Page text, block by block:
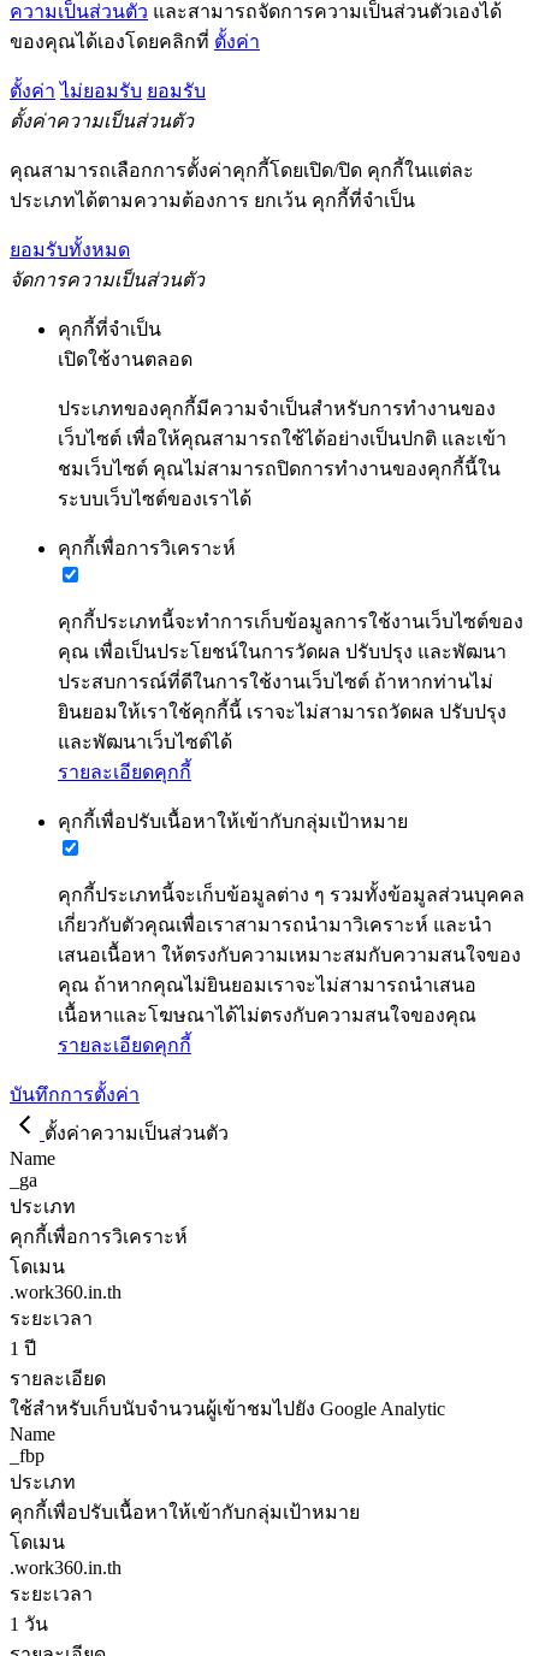
ความเป็นส่วนตัว และสามารถจัดการความเป็นส่วนตัวเองได้
ของคุณได้เองโดยคลิกที่ ตั้งค่า
ตั้งค่า ไม่ยอมรับ ยอมรับ
ตั้งค่าความเป็นส่วนตัว
คุณสามารถเลือกการตั้งค่าคุกกี้โดยเปิด/ปิด คุกกี้ในแต่ละ
ประเภทได้ตามความต้องการ ยกเว้น คุกกี้ที่จำเป็น
ยอมรับทั้งหมด
จัดการความเป็นส่วนตัว
คุกกี้ที่จำเป็น
เปิดใช้งานตลอด
ประเภทของคุกกี้มีความจำเป็นสำหรับการทำงานของ
เว็บไซต์ เพื่อให้คุณสามารถใช้ได้อย่างเป็นปกติ และเข้า
ชมเว็บไซต์ คุณไม่สามารถปิดการทำงานของคุกกี้นี้ใน
ระบบเว็บไซต์ของเราได้
คุกกี้เพื่อการวิเคราะห์
คุกกี้ประเภทนี้จะทำการเก็บข้อมูลการใช้งานเว็บไซต์ของ
คุณ เพื่อเป็นประโยชน์ในการวัดผล ปรับปรุง และพัฒนา
ประสบการณ์ที่ดีในการใช้งานเว็บไซต์ ถ้าหากท่านไม่
ยินยอมให้เราใช้คุกกี้นี้ เราจะไม่สามารถวัดผล ปรับปรุง
และพัฒนาเว็บไซต์ได้
รายละเอียดคุกกี้
คุกกี้เพื่อปรับเนื้อหาให้เข้ากับกลุ่มเป้าหมาย
คุกกี้ประเภทนี้จะเก็บข้อมูลต่าง ๆ รวมทั้งข้อมูลส่วนบุคคล
เกี่ยวกับตัวคุณเพื่อเราสามารถนำมาวิเคราะห์ และนำ
เสนอเนื้อหา ให้ตรงกับความเหมาะสมกับความสนใจของ
คุณ ถ้าหากคุณไม่ยินยอมเราจะไม่สามารถนำเสนอ
เนื้อหาและโฆษณาได้ไม่ตรงกับความสนใจของคุณ
รายละเอียดคุกกี้
บันทึกการตั้งค่า
ตั้งค่าความเป็นส่วนตัว
Name
_ga
ประเภท
คุกกี้เพื่อการวิเคราะห์
โดเมน
.work360.in.th
ระยะเวลา
1 ปี
รายละเอียด
ใช้สำหรับเก็บนับจำนวนผู้เข้าชมไปยัง Google Analytic
Name
_fbp
ประเภท
คุกกี้เพื่อปรับเนื้อหาให้เข้ากับกลุ่มเป้าหมาย
โดเมน
.work360.in.th
ระยะเวลา
1 วัน